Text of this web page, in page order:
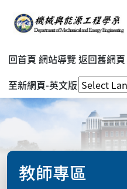
回首頁 網站導覽返回舊網頁
至新網頁-英文版
教師專區